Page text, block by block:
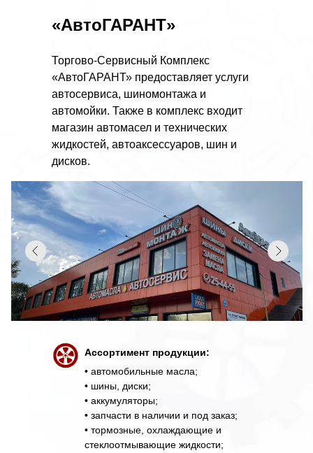
«АвтоГАРАНТ»
Торгово-Сервисный Комплекс
«АвтоГАРАНТ» предоставляет услуги
автосервиса, шиномонтажа и
автомойки. Также в комплекс входит
магазин автомасел и технических
жидкостей, автоаксессуаров, шин и
дисков.
Ассортимент продукции:
• автомобильные масла;
• шины, диски;
• аккумуляторы;
• запчасти в наличии и под заказ;
• тормозные, охлаждающие и
стеклоотмывающие жидкости;